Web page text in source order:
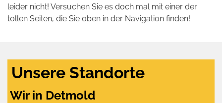
leider nicht! Versuchen Sie es doch mal mit einer der
tollen Seiten, die Sie oben in der Navigation finden!
Unsere Standorte
Wir in Detmold